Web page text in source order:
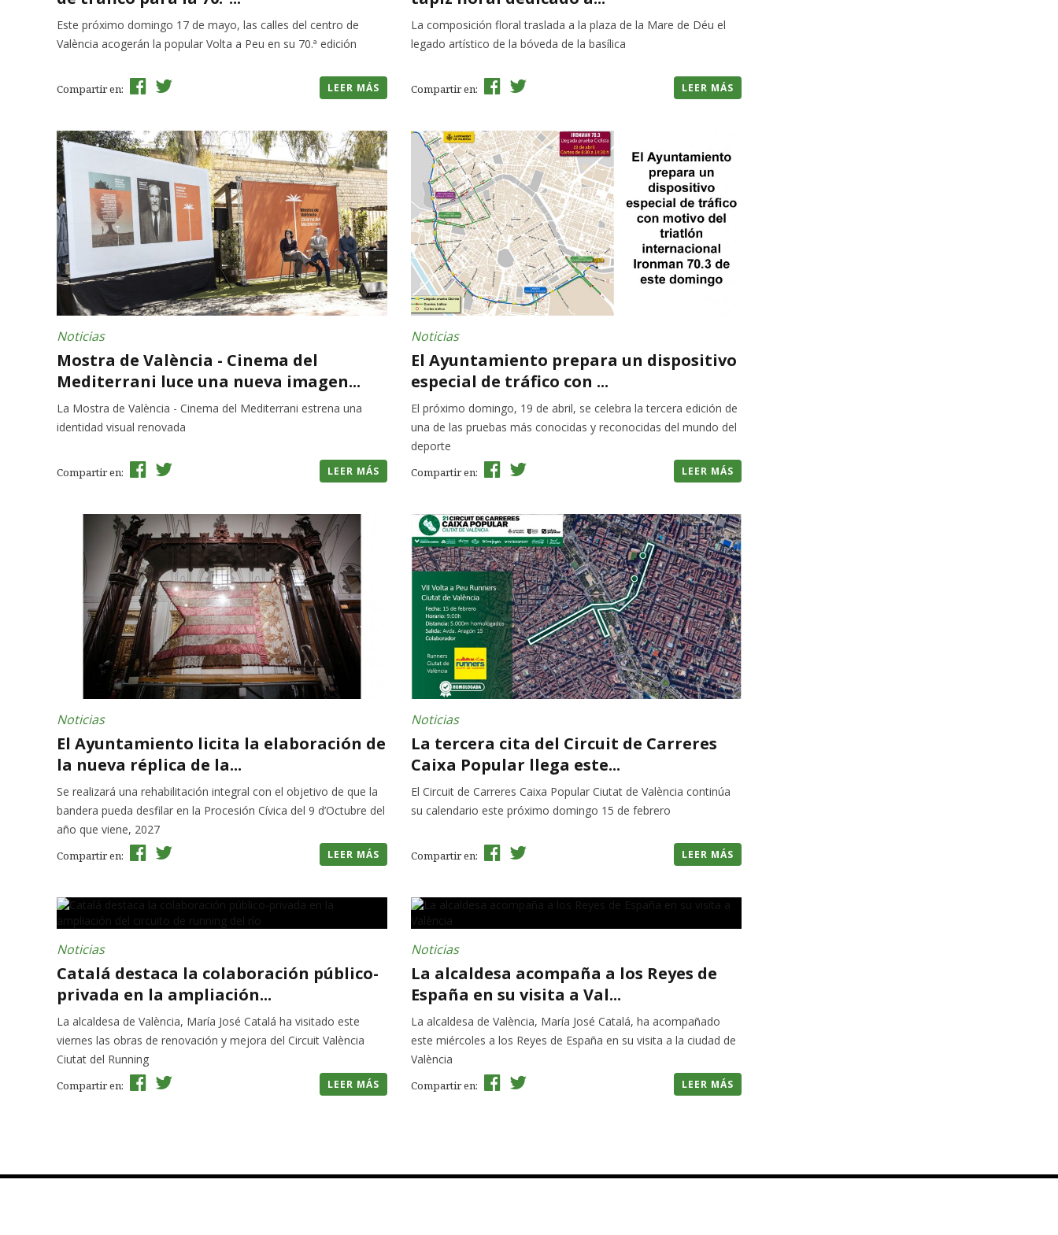
Este próximo domingo 17 de mayo, las calles del centro de
València acogerán la popular Volta a Peu en su 70.ª edición
Compartir en: LEER MÁS
La composición floral traslada a la plaza de la Mare de Déu el
legado artístico de la bóveda de la basílica
Compartir en: LEER MÁS
Noticias
Mostra de València - Cinema del
Mediterrani luce una nueva imagen...
La Mostra de València - Cinema del Mediterrani estrena una
identidad visual renovada
Compartir en: LEER MÁS
Noticias
El Ayuntamiento prepara un dispositivo
especial de tráfico con ...
El próximo domingo, 19 de abril, se celebra la tercera edición de
una de las pruebas más conocidas y reconocidas del mundo del
deporte
Compartir en: LEER MÁS
Noticias
El Ayuntamiento licita la elaboración de
la nueva réplica de la...
Se realizará una rehabilitación integral con el objetivo de que la
bandera pueda desfilar en la Procesión Cívica del 9 d’Octubre del
año que viene, 2027
Compartir en: LEER MÁS
Noticias
La tercera cita del Circuit de Carreres
Caixa Popular llega este...
El Circuit de Carreres Caixa Popular Ciutat de València continúa
su calendario este próximo domingo 15 de febrero
Compartir en: LEER MÁS
Noticias
Catalá destaca la colaboración público-
privada en la ampliación...
La alcaldesa de València, María José Catalá ha visitado este
viernes las obras de renovación y mejora del Circuit València
Ciutat del Running
Compartir en: LEER MÁS
Noticias
La alcaldesa acompaña a los Reyes de
España en su visita a Val...
La alcaldesa de València, María José Catalá, ha acompañado
este miércoles a los Reyes de España en su visita a la ciudad de
València
Compartir en: LEER MÁS